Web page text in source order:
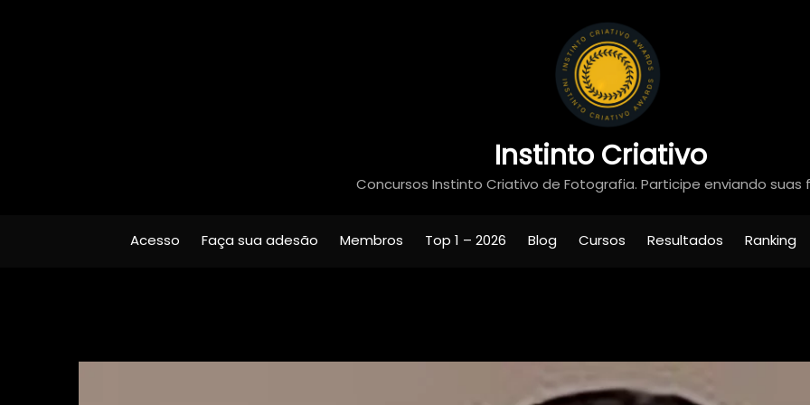
Instinto Criativo
Concursos Instinto Criativo de Fotografia. Participe enviando suas
Acesso Faça sua adesão Membros Top 1 – 2026 Blog Cursos Resultados Ranking